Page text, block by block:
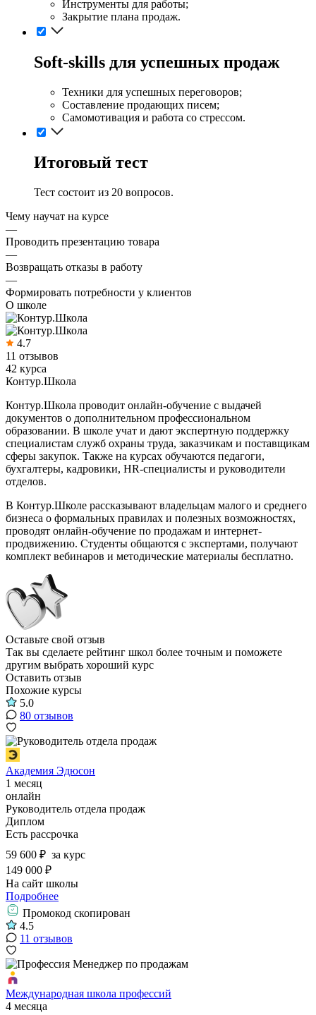
Инструменты для работы;
Закрытие плана продаж.
Soft‑skills для успешных продаж
Техники для успешных переговоров;
Составление продающих писем;
Самомотивация и работа со стрессом.
Итоговый тест
Тест состоит из 20 вопросов.
Чему научат на курсе
—
Проводить презентацию товара
—
Возвращать отказы в работу
—
Формировать потребности у клиентов
О школе
4.7
11 отзывов
42 курса
Контур.Школа
Контур.Школа проводит онлайн-обучение с выдачей
документов о дополнительном профессиональном
образовании. В школе учат и дают экспертную поддержку
специалистам служб охраны труда, заказчикам и поставщикам
сферы закупок. Также на курсах обучаются педагоги,
бухгалтеры, кадровики, HR-специалисты и руководители
отделов.
В Контур.Школе рассказывают владельцам малого и среднего
бизнеса о формальных правилах и полезных возможностях,
проводят онлайн-обучение по продажам и интернет-
продвижению. Студенты общаются с экспертами, получают
комплект вебинаров и методические материалы бесплатно.
Оставьте свой отзыв
Так вы сделаете рейтинг школ более точным и поможете
другим выбрать хороший курс
Оставить отзыв
Похожие курсы
5.0
80 отзывов
Академия Эдюсон
1 месяц
онлайн
Руководитель отдела продаж
Диплом
Есть рассрочка
59 600 ₽ за курс
149 000 ₽
На сайт школы
Подробнее
Промокод скопирован
4.5
11 отзывов
Международная школа профессий
4 месяца